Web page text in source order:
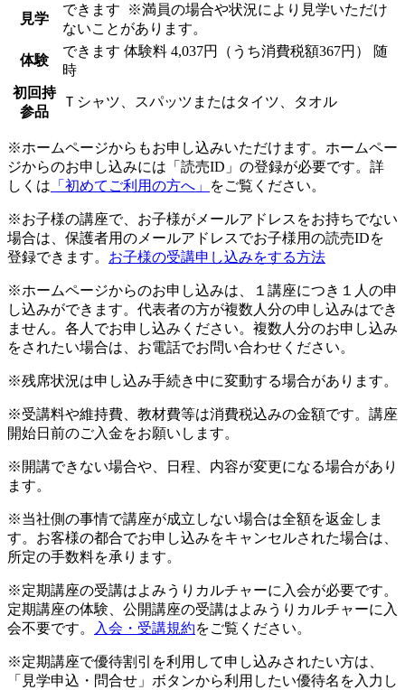
見学
できます
※満員の場合や状況により見学いただけ
ないことがあります。
体験
できます 体験料 4,037円（うち消費税額367円）
随
時
初回持
参品
Ｔシャツ、スパッツまたはタイツ、タオル
※ホームページからもお申し込みいただけます。ホームペー
ジからのお申し込みには「読売ID」の登録が必要です。詳
しくは 「初めてご利用の方へ」 をご覧ください。
※お子様の講座で、お子様がメールアドレスをお持ちでない
場合は、保護者用のメールアドレスでお子様用の読売IDを
登録できます。 お子様の受講申し込みをする方法
※ホームページからのお申し込みは、１講座につき１人の申
し込みができます。代表者の方が複数人分の申し込みはでき
ません。各人でお申し込みください。複数人分のお申し込み
をされたい場合は、お電話でお問い合わせください。
※残席状況は申し込み手続き中に変動する場合があります。
※受講料や維持費、教材費等は消費税込みの金額です。講座
開始日前のご入金をお願いします。
※開講できない場合や、日程、内容が変更になる場合があり
ます。
※当社側の事情で講座が成立しない場合は全額を返金しま
す。お客様の都合でお申し込みをキャンセルされた場合は、
所定の手数料を承ります。
※定期講座の受講はよみうりカルチャーに入会が必要です。
定期講座の体験、公開講座の受講はよみうりカルチャーに入
会不要です。
入会・受講規約をご覧ください。
※定期講座で優待割引を利用して申し込みされたい方は、
「見学申込・問合せ」ボタンから利用したい優待名を入力し